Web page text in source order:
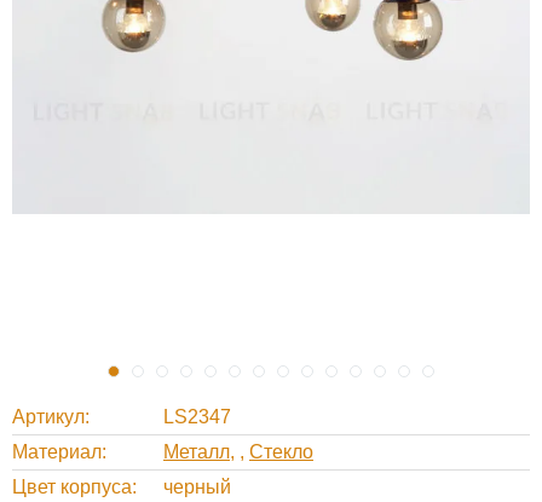
Артикул
LS2347
Материал
Металл , Стекло
Цвет корпуса
черный